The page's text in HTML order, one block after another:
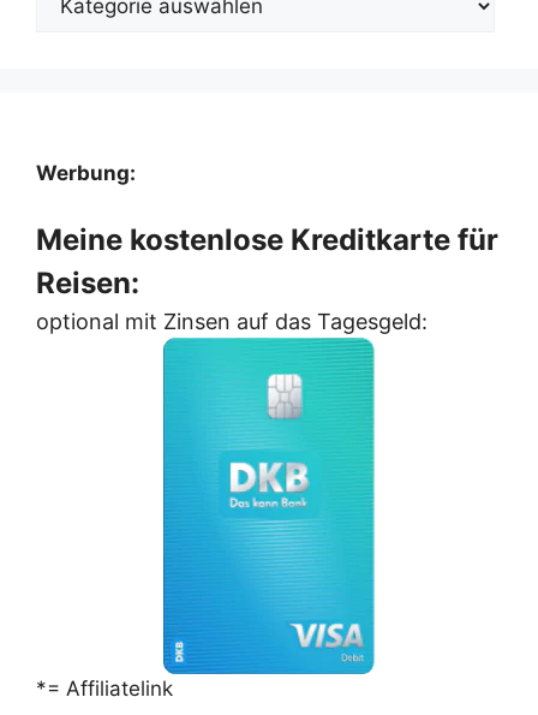
Werbung:
Meine kostenlose Kreditkarte für
Reisen:
optional mit Zinsen auf das Tagesgeld:
*= Affiliatelink